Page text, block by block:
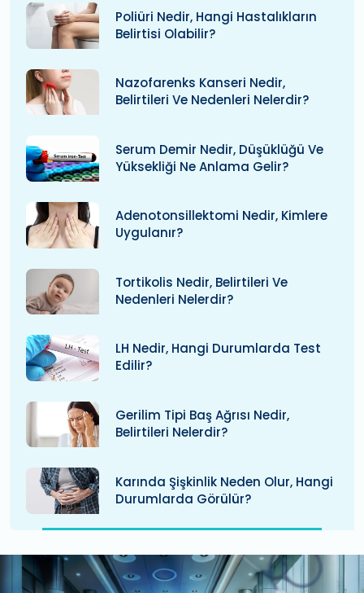
Poliüri Nedir, Hangi Hastalıkların
Belirtisi Olabilir?
Nazofarenks Kanseri Nedir,
Belirtileri Ve Nedenleri Nelerdir?
Serum Demir Nedir, Düşüklüğü Ve
Yüksekliği Ne Anlama Gelir?
Adenotonsillektomi Nedir, Kimlere
Uygulanır?
Tortikolis Nedir, Belirtileri Ve
Nedenleri Nelerdir?
LH Nedir, Hangi Durumlarda Test
Edilir?
Gerilim Tipi Baş Ağrısı Nedir,
Belirtileri Nelerdir?
Karında Şişkinlik Neden Olur, Hangi
Durumlarda Görülür?